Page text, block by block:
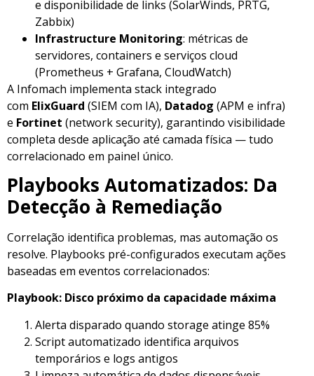
e disponibilidade de links (SolarWinds, PRTG,
Zabbix)
Infrastructure Monitoring: métricas de
servidores, containers e serviços cloud
(Prometheus + Grafana, CloudWatch)
A Infomach implementa stack integrado
com ElixGuard (SIEM com IA), Datadog (APM e infra)
e Fortinet (network security), garantindo visibilidade
completa desde aplicação até camada física — tudo
correlacionado em painel único.
Playbooks Automatizados: Da
Detecção à Remediação
Correlação identifica problemas, mas automação os
resolve. Playbooks pré-configurados executam ações
baseadas em eventos correlacionados:
Playbook: Disco próximo da capacidade máxima
Alerta disparado quando storage atinge 85%
Script automatizado identifica arquivos
temporários e logs antigos